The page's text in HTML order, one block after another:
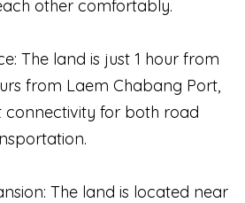
other comfortably.
The land is just 1 hour from
from Laem Chabang Port,
connectivity for both road
The land is located near